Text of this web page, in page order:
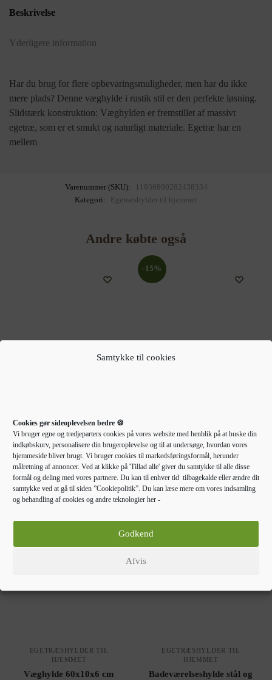
Samtykke til cookies
Cookies gør sideoplevelsen bedre 🍪
Vi bruger egne og tredjeparters cookies på vores website med henblik på at huske din
indkøbskurv, personalisere din brugeroplevelse og til at undersøge, hvordan vores
hjemmeside bliver brugt. Vi bruger cookies til markedsføringsformål, herunder
målretning af annoncer. Ved at klikke på 'Tillad alle' giver du samtykke til alle disse
formål og deling med vores partnere. Du kan til enhver tid tilbagekalde eller ændre dit
samtykke ved at gå til siden ”Cookiepolitik”. Du kan læse mere om vores indsamling
og behandling af cookies og andre teknologier her -
Godkend
Afvis
Beskrivelse
Yderligere information
Har du brug for flere opbevaringsmuligheder, men har du ikke
mere plads? Denne væghylde i rustik stil er den perfekte løsning.
Slidstærk konstruktion: Væghylden er fremstillet af massivt
egetræ, som er et smukt og naturligt materiale. Egetræ har en
mellem
Varenummer (SKU):
11936800282438334
Kategori:
Egetræshylder til hjemmet
Andre købte også
cm konstrueret træ røget
egetræsfarve
444,00kr.
Gå til forhandler
-15%
lysebrun
718,00kr. 612,00kr.
Gå til forhandler
EGETRÆSHYLDER TIL
HJEMMET
Væghylde 60x10x6 cm
EGETRÆSHYLDER TIL
HJEMMET
Badeværelseshylde stål og